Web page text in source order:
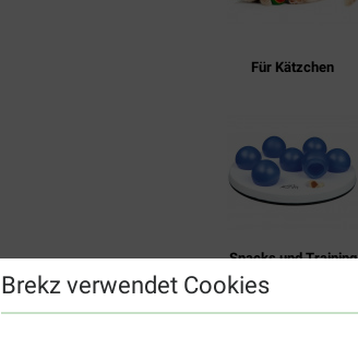
Brekz verwendet Cookies
Für Kätzchen
Snacks und Training